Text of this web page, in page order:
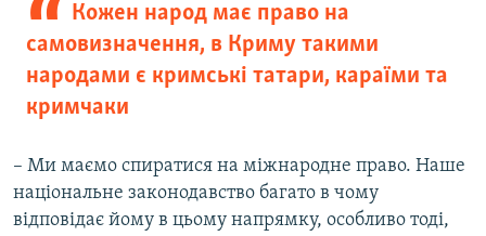
Кожен народ має право на
самовизначення, в Криму такими
народами є кримські татари, караїми та
кримчаки
– Ми маємо спиратися на міжнародне право. Наше
національне законодавство багато в чому
відповідає йому в цьому напрямку, особливо тоді,